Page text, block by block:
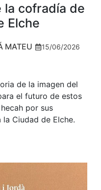
la cofradía de
Elche
MATEU 15/06/2026
de la imagen del
el futuro de estos
por sus
Ciudad de Elche.